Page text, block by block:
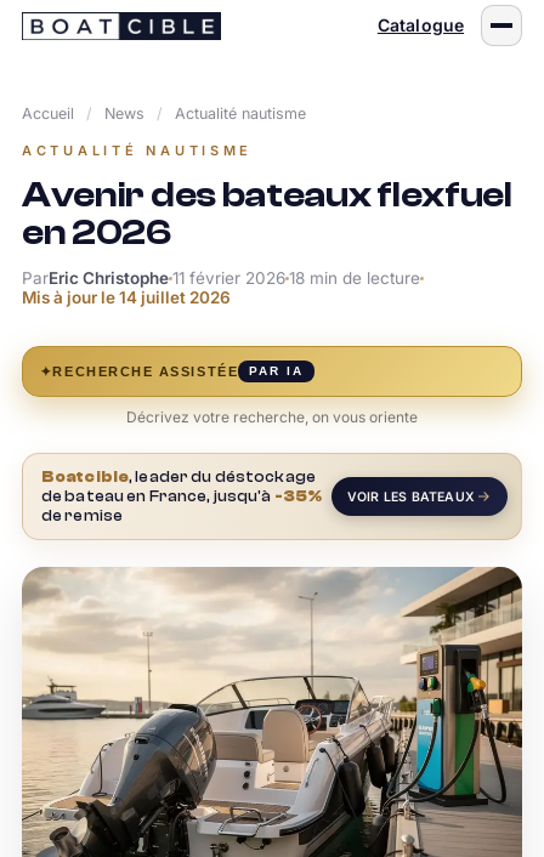
Passer
Catalogue
Accueil / News / Actualité nautisme
ACTUALITÉ NAUTISME
Avenir des bateaux flexfuel
en 2026
ParEric Christophe11 février 202618 min de lecture
Mis à jour le14 juillet 2026
✦RECHERCHE ASSISTÉE PAR IA
Décrivez votre recherche, on vous oriente
Boatcible, leader du déstockage
de bateau en France, jusqu'à -35%
de remise
VOIR LES BATEAUX